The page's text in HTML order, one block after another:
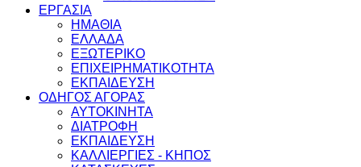
ΕΡΓΑΣΙΑ
ΗΜΑΘΙΑ
ΕΛΛΑΔΑ
ΕΞΩΤΕΡΙΚΟ
ΕΠΙΧΕΙΡΗΜΑΤΙΚΟΤΗΤΑ
ΕΚΠΑΙΔΕΥΣΗ
ΟΔΗΓΟΣ ΑΓΟΡΑΣ
ΑΥΤΟΚΙΝΗΤΑ
ΔΙΑΤΡΟΦΗ
ΕΚΠΑΙΔΕΥΣΗ
ΚΑΛΛΙΕΡΓΙΕΣ - ΚΗΠΟΣ